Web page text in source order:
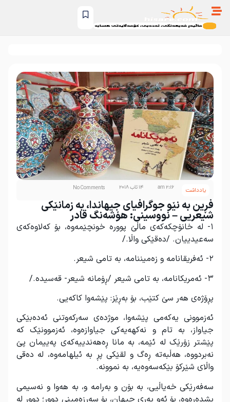
یادداشت 2:16 am 14 ئاب 2018 No Comments
فڕین بە نێو جوگرافیای جیهاندا، بە زمانێکی
شیعریی – نووسینی: هۆشەنگ قادر
۱- له‌ خانۆچكه‌كه‌ی ماڵێ پووره‌ خونچێمه‌وه‌، بۆ كه‌لاوه‌كه‌ی
سه‌عیدییان. /ده‌قێكی واڵا./
۲- ئەفریقانامه‌ و زه‌میننامه‌، به‌ تامی شیعر.
۳- ئه‌مریكانامه‌، به‌ تامی شیعر /ڕۆمانه‌ شیعر- قه‌سیده‌./
پڕۆژه‌ی هه‌ر سێ كتێب، بۆ به‌ڕێز: پێشه‌وا كاكه‌یی.
ئه‌زموونی یه‌كه‌می پێشه‌وا، موژده‌ی سه‌ركه‌وتنی ئه‌ده‌بێكی
جیاواز، به‌ تام و نه‌كهه‌یه‌كی جیاوازه‌وه‌، ئه‌زموونێک كه‌
پێشتر زۆرێک له‌ ئێمه‌، به‌ مانا ڕه‌هه‌ندییه‌كه‌ی په‌ییمان پێ
نه‌بردووه‌، هه‌ڵبه‌ته‌ ڕه‌گ و لقێكی پڕ به‌ ئیلهامه‌وە، له‌ ده‌قی
واڵای شێركۆ بێكه‌سه‌وه‌یە، به‌ نموونه‌.
سه‌فه‌رێكی خه‌یاڵیی، به‌ بۆن و به‌رامه‌ و، به‌ هه‌وا و نه‌سیمی
پشده‌ره‌وه‌، بۆ ئه‌و په‌ڕی جیهان، بۆ سه‌رزه‌مینی دوور؛ دوور له‌